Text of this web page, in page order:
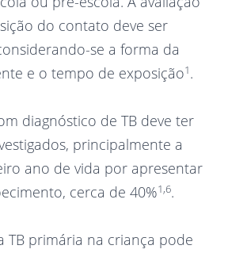
do contato deve ser
se a forma da
e o tempo de exposição1.
diagnóstico de TB deve ter
principalmente a
ano de vida por apresentar
cerca de 40%1,6.
TB primária na criança pode